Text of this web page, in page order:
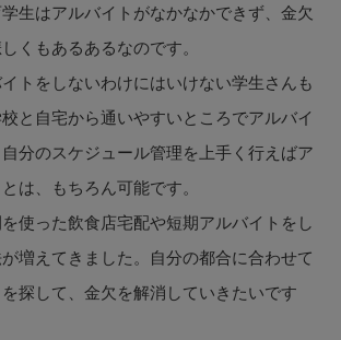
生はアルバイトがなかなかできず、金欠
くもあるあるなのです。
トをしないわけにはいけない学生さんも
と自宅から通いやすいところでアルバイ
分のスケジュール管理を上手く行えばア
は、もちろん可能です。
使った飲食店宅配や短期アルバイトをし
増えてきました。自分の都合に合わせて
探して、金欠を解消していきたいです